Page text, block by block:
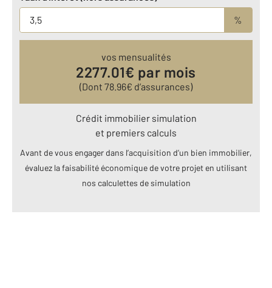
%
vos mensualités
2277.01€ par mois
(Dont 78.96€ d’assurances)
Crédit immobilier simulation
et premiers calculs
Avant de vous engager dans l’acquisition d’un bien immobilier,
évaluez la faisabilité économique de votre projet en utilisant
nos calculettes de simulation